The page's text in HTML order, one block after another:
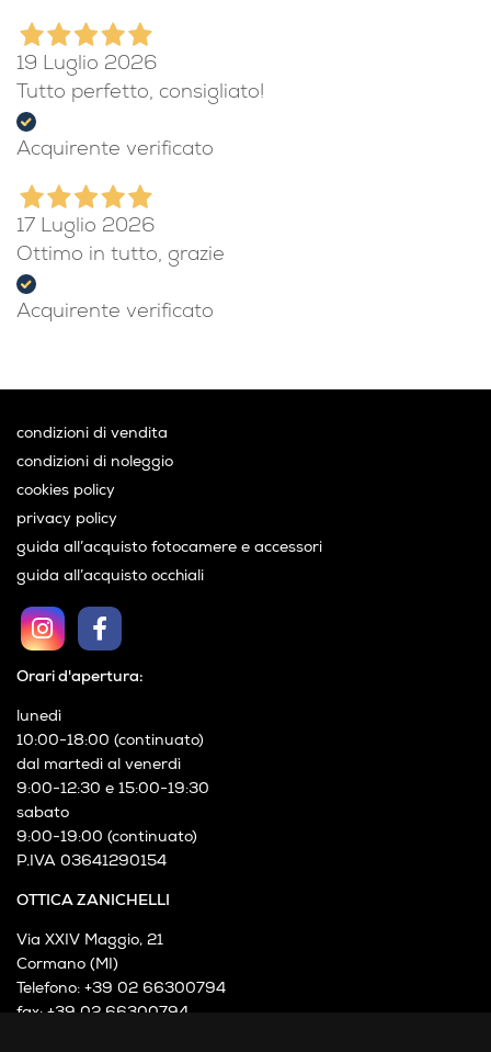
Acquirente verificato
19 Luglio 2026
Acquirente verificato
17 Luglio 2026
Acquirente verificato
OTTICA ZANICHELLI
Orari d'apertura:
dal martedì al venerdì
sabato
P.IVA 03641290154
condizioni di vendita
condizioni di noleggio
cookies policy
guida all’acquisto fotocamere e accessori